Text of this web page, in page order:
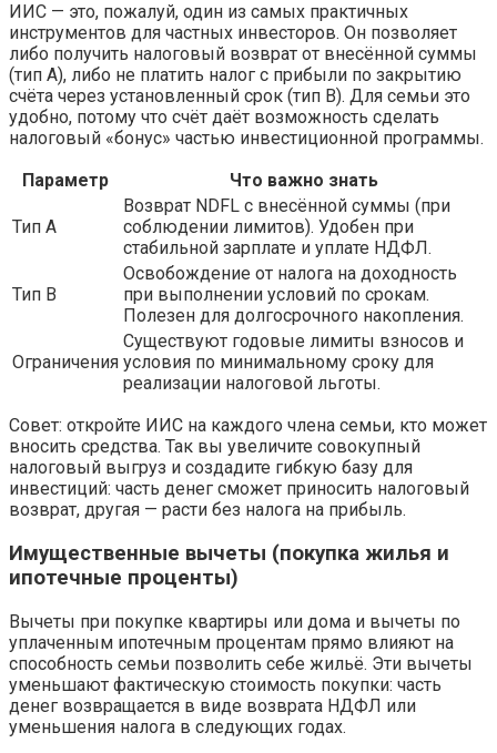
ИИС — это, пожалуй, один из самых практичных
инструментов для частных инвесторов. Он позволяет
либо получить налоговый возврат от внесённой суммы
(тип A), либо не платить налог с прибыли по закрытию
счёта через установленный срок (тип B). Для семьи это
удобно, потому что счёт даёт возможность сделать
налоговый «бонус» частью инвестиционной программы.
Параметр
Что важно знать
Тип A
Возврат NDFL с внесённой суммы (при
соблюдении лимитов). Удобен при
стабильной зарплате и уплате НДФЛ.
Тип B
Освобождение от налога на доходность
при выполнении условий по срокам.
Полезен для долгосрочного накопления.
Ограничения
Существуют годовые лимиты взносов и
условия по минимальному сроку для
реализации налоговой льготы.
Совет: откройте ИИС на каждого члена семьи, кто может
вносить средства. Так вы увеличите совокупный
налоговый выгруз и создадите гибкую базу для
инвестиций: часть денег сможет приносить налоговый
возврат, другая — расти без налога на прибыль.
Имущественные вычеты (покупка жилья и
ипотечные проценты)
Вычеты при покупке квартиры или дома и вычеты по
уплаченным ипотечным процентам прямо влияют на
способность семьи позволить себе жильё. Эти вычеты
уменьшают фактическую стоимость покупки: часть
денег возвращается в виде возврата НДФЛ или
уменьшения налога в следующих годах.